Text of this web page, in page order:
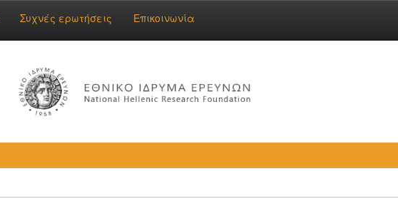
Συχνές ερωτήσεις Επικοινωνία